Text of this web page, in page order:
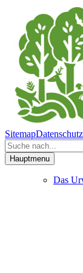
SitemapDatenschutz
Hauptmenu
Das